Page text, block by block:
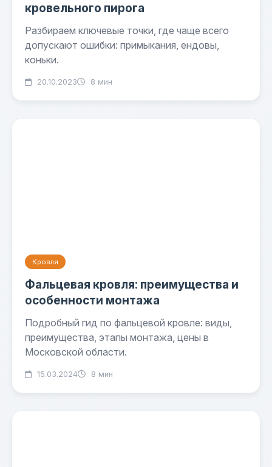
кровельного пирога
Разбираем ключевые точки, где чаще всего
допускают ошибки: примыкания, ендовы,
коньки.
20.10.2023 8 мин
Кровля
Фальцевая кровля: преимущества и
особенности монтажа
Подробный гид по фальцевой кровле: виды,
преимущества, этапы монтажа, цены в
Московской области.
15.03.2024 8 мин